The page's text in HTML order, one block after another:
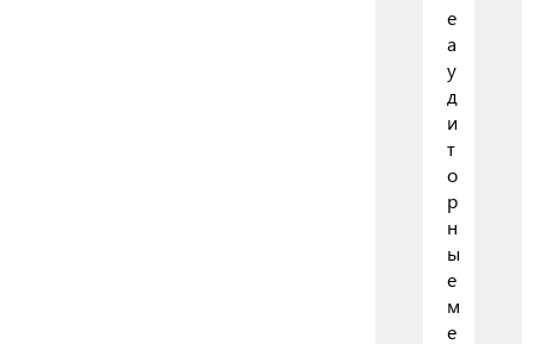
е
а
у
д
и
т
о
р
н
ы
е
м
е